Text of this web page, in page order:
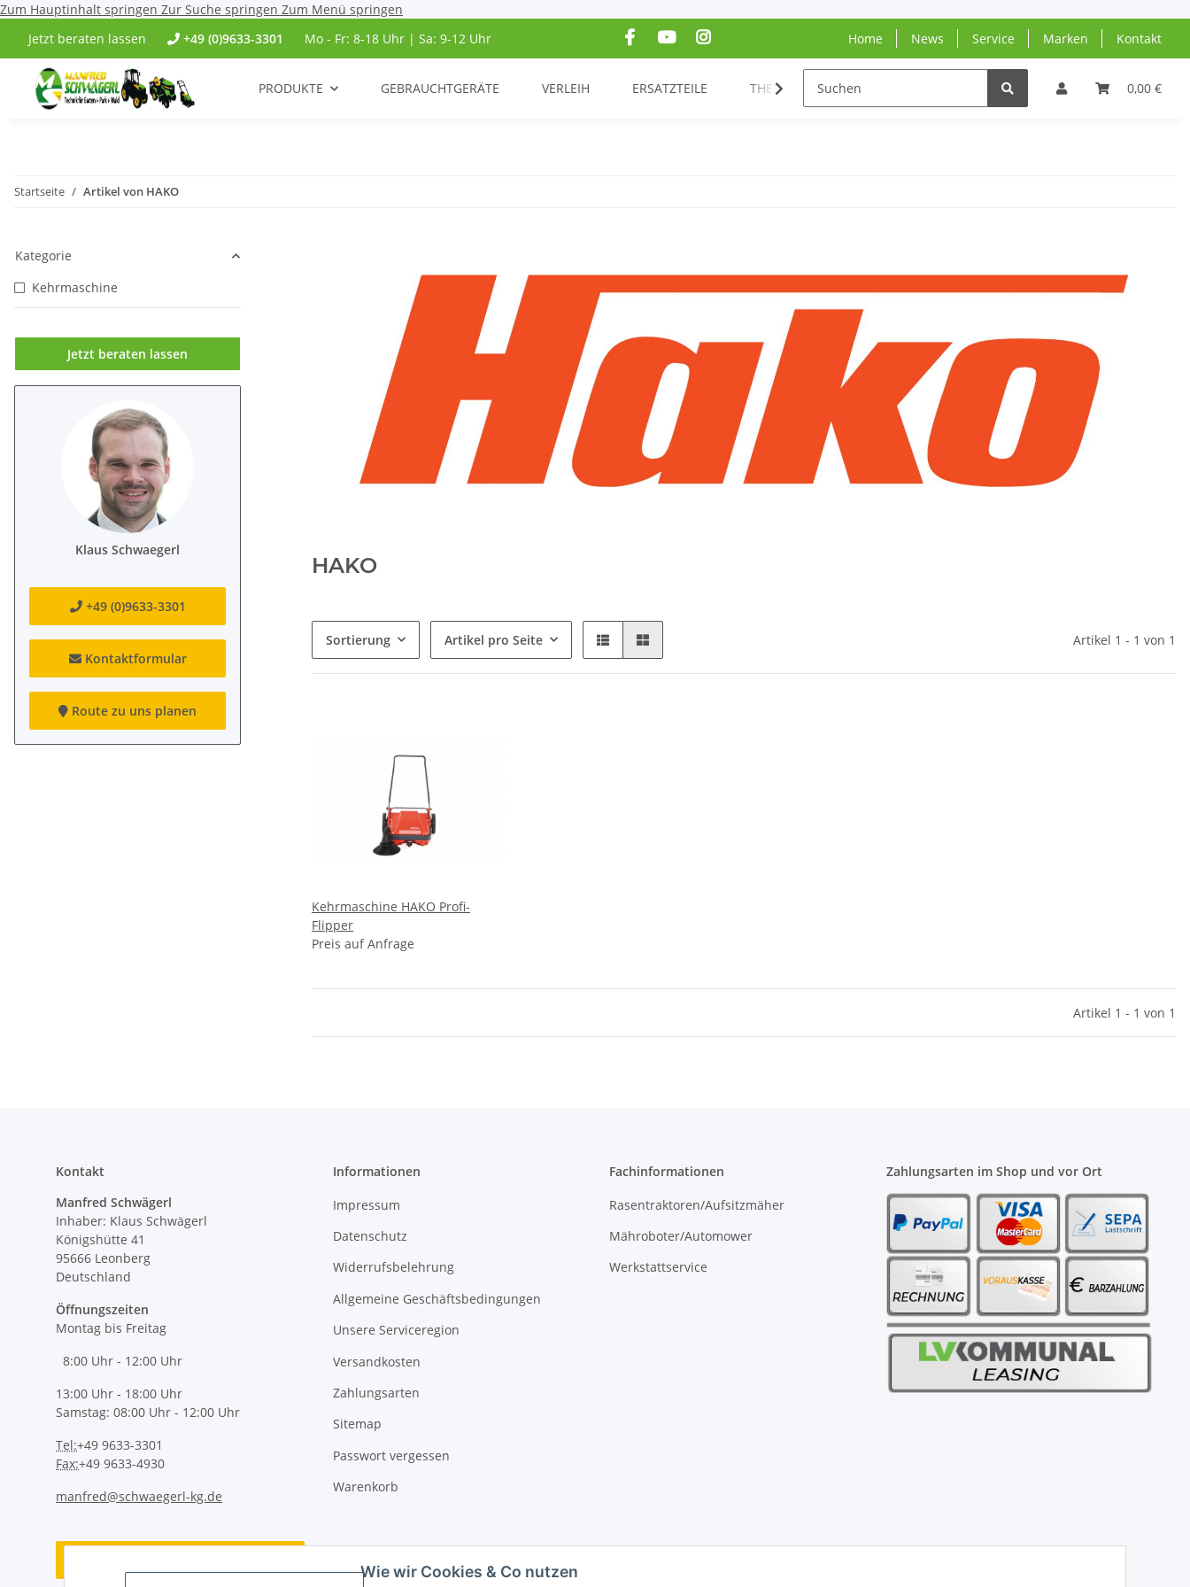
Zum Hauptinhalt springen Zur Suche springen Zum Menü springen
Wie wir Cookies & Co nutzen
Jetzt beraten lassen +49 (0)9633-3301 Mo - Fr: 8-18 Uhr | Sa: 9-12 Uhr Home News Service Marken Kontakt
0,00 €
PRODUKTE GEBRAUCHTGERÄTE VERLEIH ERSATZTEILE THEMEN
Startseite Artikel von HAKO
HAKO
Sortierung Artikel pro Seite Artikel 1 - 1 von 1
Kehrmaschine HAKO Profi-
Flipper
Preis auf Anfrage
Artikel 1 - 1 von 1
Kategorie
Kehrmaschine
Jetzt beraten lassen
Klaus Schwaegerl
+49 (0)9633-3301
Kontaktformular
Route zu uns planen
Kontakt
Manfred Schwägerl
Inhaber: Klaus Schwägerl
Königshütte 41
95666 Leonberg
Deutschland
Öffnungszeiten
Montag bis Freitag
8:00 Uhr - 12:00 Uhr
13:00 Uhr - 18:00 Uhr
Samstag: 08:00 Uhr - 12:00 Uhr
Tel:+49 9633-3301
Fax:+49 9633-4930
manfred@schwaegerl-kg.de
Informationen
Impressum
Datenschutz
Widerrufsbelehrung
Allgemeine Geschäftsbedingungen
Unsere Serviceregion
Versandkosten
Zahlungsarten
Sitemap
Passwort vergessen
Warenkorb
Fachinformationen
Rasentraktoren/Aufsitzmäher
Mähroboter/Automower
Werkstattservice
Zahlungsarten im Shop und vor Ort